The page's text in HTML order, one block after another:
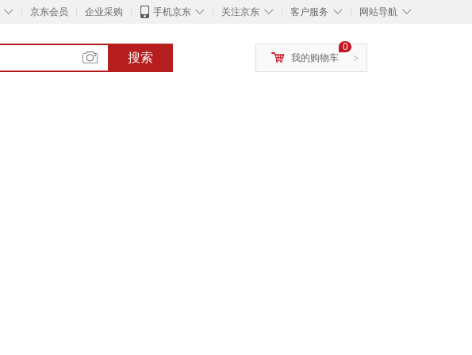
◇ 京东会员 企业采购 ◇
手机京东 ◇
关注京东 ◇
客户服务 ◇
网站导航
搜索 >
0
我的购物车